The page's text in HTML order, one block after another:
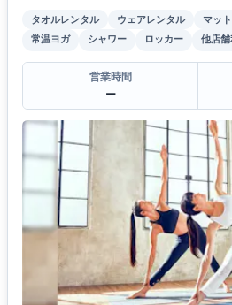
タオルレンタル ウェアレンタル マッ
常温ヨガ
シャワー ロッカー 他店舗
営業時間
ー